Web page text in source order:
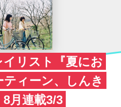
リスト『夏にお
ィーン、しんき
月連載3/3